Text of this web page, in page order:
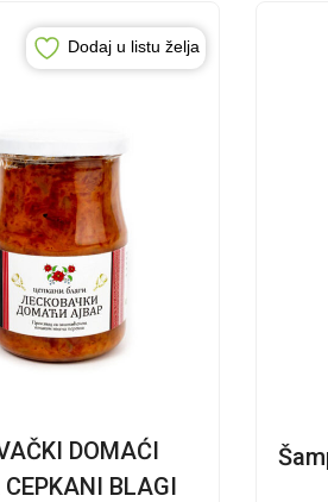
Dodaj u listu želja
DOMAĆI
BLAGI